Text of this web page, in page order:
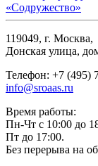
119049, г. Москва,
Донская улица,
Телефон: +7 (495)
info@sroaas.ru
Время работы:
Пн-Чт с 10:00 до
Пт до 17:00.
Без перерыва на